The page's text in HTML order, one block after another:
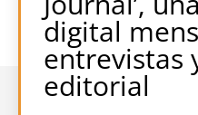
digital
entrevistas
editorial